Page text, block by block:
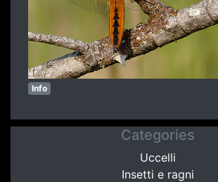
Info
Categories
Uccelli
Insetti e ragni